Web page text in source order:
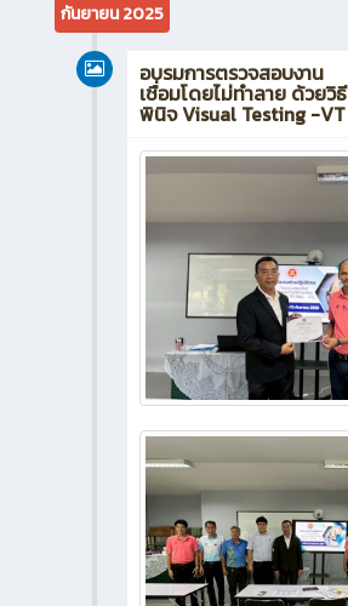
กันยายน 2025
อบรมการตรวจสอบงาน
เชื่อมโดยไม่ทำลาย ด้วยวิธี
พินิจ Visual Testing -VT